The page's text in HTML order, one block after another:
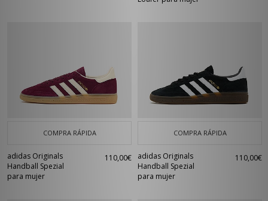
COMPRA RÁPIDA
adidas Originals
Handball Spezial
para mujer
110,00€
COMPRA RÁPIDA
adidas Originals
Handball Spezial
para mujer
110,00€